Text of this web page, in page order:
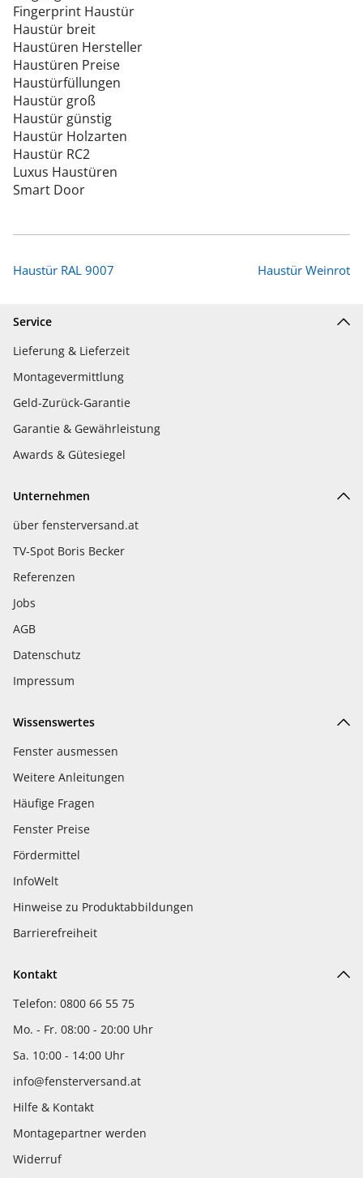
Fingerprint Haustür
Haustür breit
Haustüren Hersteller
Haustüren Preise
Haustürfüllungen
Haustür groß
Haustür günstig
Haustür Holzarten
Haustür RC2
Luxus Haustüren
Smart Door
Haustür RAL 9007 Haustür Weinrot
Service
Lieferung & Lieferzeit
Montagevermittlung
Geld-Zurück-Garantie
Garantie & Gewährleistung
Awards & Gütesiegel
Unternehmen
über fensterversand.at
TV-Spot Boris Becker
Referenzen
Jobs
AGB
Datenschutz
Impressum
Wissenswertes
Fenster ausmessen
Weitere Anleitungen
Häufige Fragen
Fenster Preise
Fördermittel
InfoWelt
Hinweise zu Produktabbildungen
Barrierefreiheit
Kontakt
Telefon: 0800 66 55 75
Mo. - Fr. 08:00 - 20:00 Uhr
Sa. 10:00 - 14:00 Uhr
info@fensterversand.at
Hilfe & Kontakt
Montagepartner werden
Widerruf